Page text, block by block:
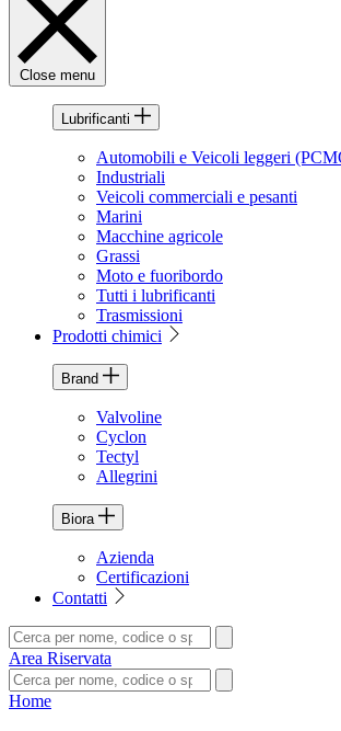
Close menu
Lubrificanti
Automobili e Veicoli leggeri
Industriali
Veicoli commerciali e pesanti
Marini
Macchine agricole
Grassi
Moto e fuoribordo
Tutti i lubrificanti
Trasmissioni
Prodotti chimici
Brand
Valvoline
Cyclon
Tectyl
Allegrini
Biora
Azienda
Certificazioni
Contatti
Area Riservata
Home